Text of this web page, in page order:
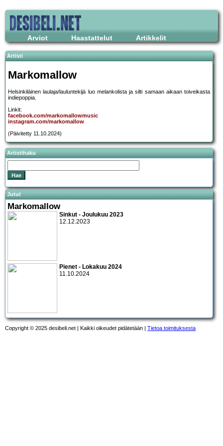
Arviot Haastattelut Artikkelit
Artisti
Markomallow
Helsinkiläinen laulaja/lauluntekijä luo melankolista ja silti samaan aikaan toiveikasta
indiepoppia.
Linkit:
facebook.com/markomallowmusic
instagram.com/markomallow
(Päivitetty 11.10.2024)
Artistihaku
Jutut
Markomallow
Sinkut - Joulukuu 2023
12.12.2023
Pienet - Lokakuu 2024
11.10.2024
Copyright © 2025 desibeli.net | Kaikki oikeudet pidätetään | Tietoa toimituksesta